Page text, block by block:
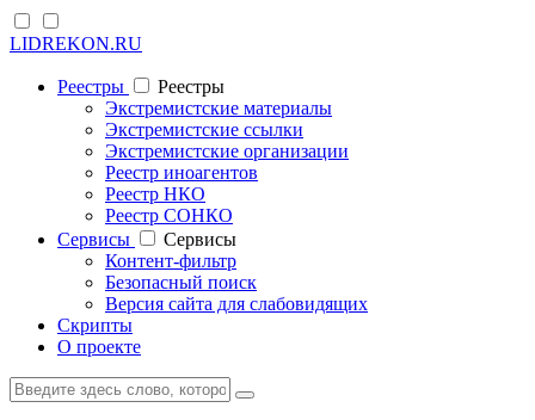
LIDREKON.RU
Реестры
Реестры
Экстремистские материалы
Экстремистские ссылки
Экстремистские организации
Реестр иноагентов
Реестр НКО
Реестр СОНКО
Cервисы
Cервисы
Контент-фильтр
Безопасный поиск
Версия сайта для слабовидящих
Скрипты
О проекте